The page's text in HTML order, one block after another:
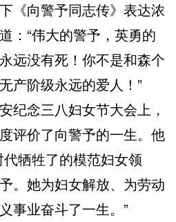
向警予同志传》表达浓
：“伟大的警予，英勇的
远没有死！你不是和森个
产阶级永远的爱人！”
念三八妇女节大会上，
评价了向警予的一生。他
牺牲了的模范妇女领
。她为妇女解放、为劳动
事业奋斗了一生。”